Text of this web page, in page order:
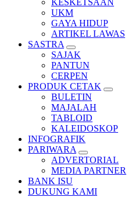
KESKETSAAN
UKM
GAYA HIDUP
ARTIKEL LAWAS
SASTRA
SAJAK
PANTUN
CERPEN
PRODUK CETAK
BULETIN
MAJALAH
TABLOID
KALEIDOSKOP
INFOGRAFIK
PARIWARA
ADVERTORIAL
MEDIA PARTNER
BANK ISU
DUKUNG KAMI